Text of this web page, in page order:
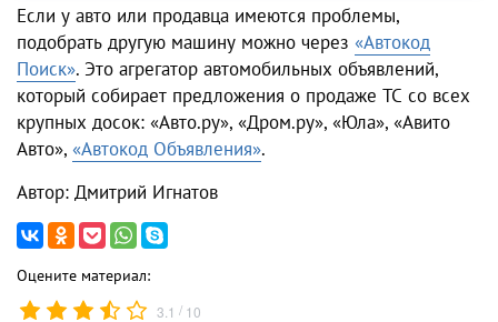
Если у авто или продавца имеются проблемы,
подобрать другую машину можно через «Автокод
Поиск». Это агрегатор автомобильных объявлений,
который собирает предложения о продаже ТС со всех
крупных досок: «Авто.ру», «Дром.ру», «Юла», «Авито
Авто», «Автокод Объявления».
Автор: Дмитрий Игнатов
Оцените материал:
3.1 / 10